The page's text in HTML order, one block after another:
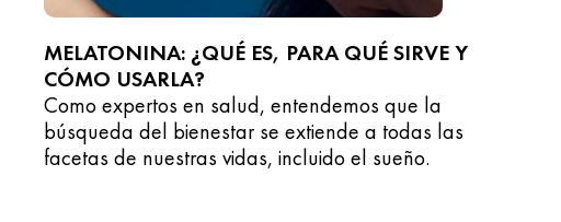
MELATONINA: ¿QUÉ ES, PARA QUÉ SIRVE Y
CÓMO USARLA?
Como expertos en salud, entendemos que la
búsqueda del bienestar se extiende a todas las
facetas de nuestras vidas, incluido el sueño.